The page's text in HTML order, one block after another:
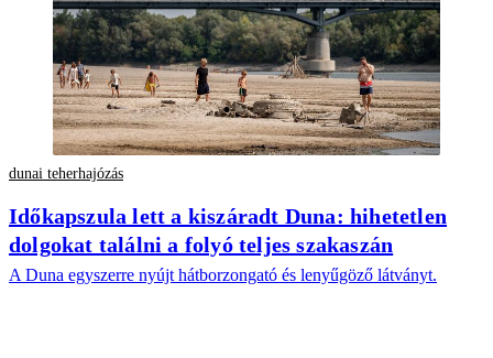
dunai teherhajózás
Időkapszula lett a kiszáradt Duna: hihetetlen
dolgokat találni a folyó teljes szakaszán
A Duna egyszerre nyújt hátborzongató és lenyűgöző látványt.